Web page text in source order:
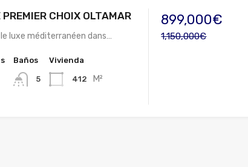
CHOIX OLTAMAR
luxe méditerranéen dans…
Baños
5
Vivienda
412 M²
899,000€
1,150,000€